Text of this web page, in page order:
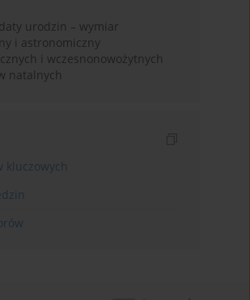
urodzin – wymiar
i astronomiczny
i wczesnonowożytnych
natalnych
kluczowych